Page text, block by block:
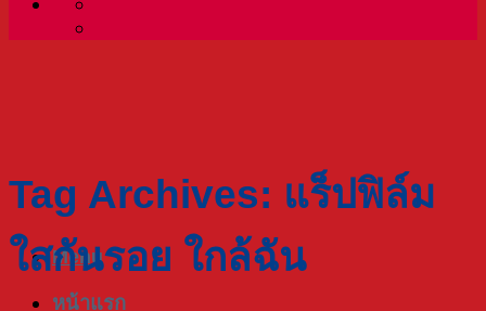
Menu
หน้าแรก
Tag Archives: แร็ปฟิล์ม
ใสกันรอย ใกล้ฉัน